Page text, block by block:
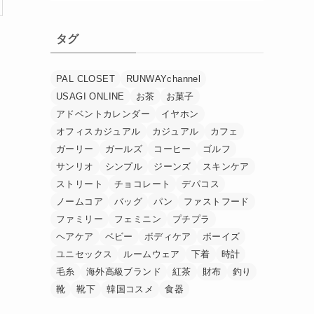
タグ
PAL CLOSET
RUNWAYchannel
USAGI ONLINE
お茶
お菓子
アドベントカレンダー
イヤホン
オフィスカジュアル
カジュアル
カフェ
ガーリー
ガールズ コーヒー
ゴルフ
サンリオ
シンプル ジーンズ
スキンケア
ストリート
チョコレート
デパコス
ノームコア
バッグ パン
ファストフード
ファミリー
フェミニン
プチプラ
ヘアケア
ベビー ボディケア
ボーイズ
ユニセックス
ルームウェア 下着
時計
毛糸
海外高級ブランド 紅茶 財布
釣り
靴
靴下 韓国コスメ 食器